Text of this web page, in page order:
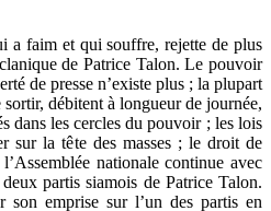
a faim et qui souffre, rejette de plus
de Patrice Talon. Le pouvoir
de presse n’existe plus ; la plupart
débitent à longueur de journée,
dans les cercles du pouvoir ; les lois
sur la tête des masses ; le droit de
nationale continue avec
partis siamois de Patrice Talon.
son emprise sur l’un des partis en